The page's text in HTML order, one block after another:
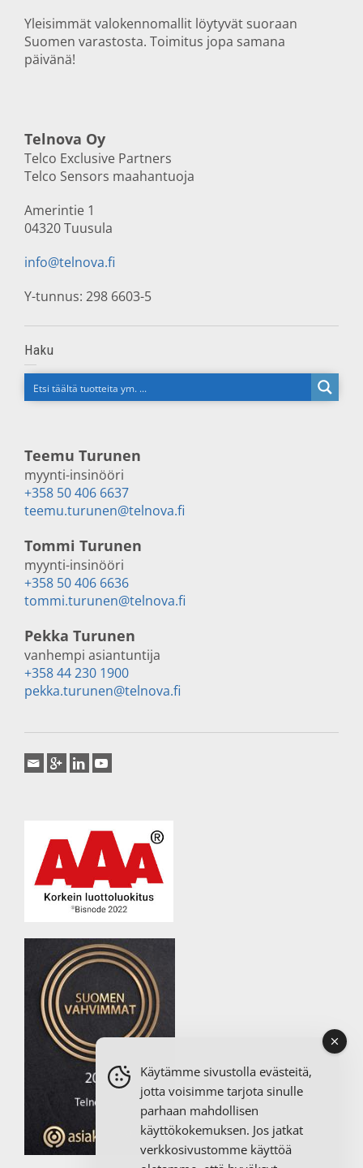
Yleisimmät valokennomallit löytyvät suoraan
Suomen varastosta. Toimitus jopa samana
päivänä!
Telnova Oy
Telco Exclusive Partners
Telco Sensors maahantuoja
Amerintie 1
04320 Tuusula
info@telnova.fi
Y-tunnus: 298 6603-5
Haku
Teemu Turunen
myynti-insinööri
+358 50 406 6637
teemu.turunen@telnova.fi
Tommi Turunen
myynti-insinööri
+358 50 406 6636
tommi.turunen@telnova.fi
Pekka Turunen
vanhempi asiantuntija
+358 44 230 1900
pekka.turunen@telnova.fi
Käytämme sivustolla evästeitä,
jotta voisimme tarjota sinulle
parhaan mahdollisen
käyttökokemuksen. Jos jatkat
verkkosivustomme käyttöä